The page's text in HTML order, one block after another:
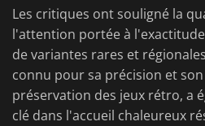
Les critiques ont souligné la
l'attention portée à
de variantes rares et
connu pour sa précision et
préservation des jeux rétro, a
clé dans l'accueil chaleureux